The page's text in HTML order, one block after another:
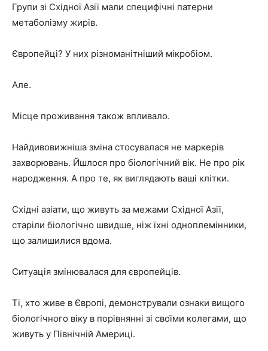
Групи зі Східної Азії мали специфічні патерни
метаболізму жирів.
Європейці? У них різноманітніший мікробіом.
Але.
Місце проживання також впливало.
Найдивовижніша зміна стосувалася не маркерів
захворювань. Йшлося про біологічний вік. Не про рік
народження. А про те, як виглядають ваші клітки.
Східні азіати, що живуть за межами Східної Азії,
старіли біологічно швидше, ніж їхні одноплемінники,
що залишилися вдома.
Ситуація змінювалася для європейців.
Ті, хто живе в Європі, демонстрували ознаки вищого
біологічного віку в порівнянні зі своїми колегами, що
живуть у Північній Америці.